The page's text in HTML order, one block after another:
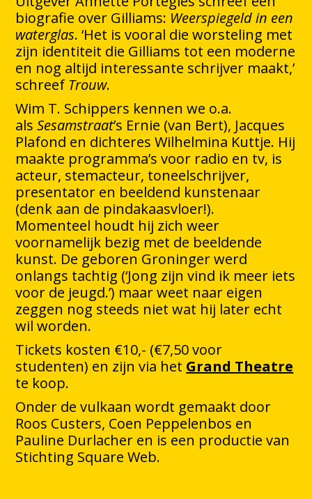
biografie over Gilliams: Weerspiegeld in een
waterglas. ‘Het is vooral die worsteling met
zijn identiteit die Gilliams tot een moderne
en nog altijd interessante schrijver maakt,’
schreef Trouw.
Wim T. Schippers kennen we o.a.
alsSesamstraat’s Ernie (van Bert), Jacques
Plafond en dichteres Wilhelmina Kuttje. Hij
maakte programma’s voor radio en tv, is
acteur, stemacteur, toneelschrijver,
presentator en beeldend kunstenaar
(denk aan de pindakaasvloer!).
Momenteel houdt hij zich weer
voornamelijk bezig met de beeldende
kunst. De geboren Groninger werd
onlangs tachtig (‘Jong zijn vind ik meer iets
voor de jeugd.’) maar weet naar eigen
zeggen nog steeds niet wat hij later echt
wil worden.
Tickets kosten €10,- (€7,50 voor
studenten) en zijn via het Grand Theatre
te koop.
Onder de vulkaan wordt gemaakt door
Roos Custers, Coen Peppelenbos en
Pauline Durlacher en is een productie van
Stichting Square Web.